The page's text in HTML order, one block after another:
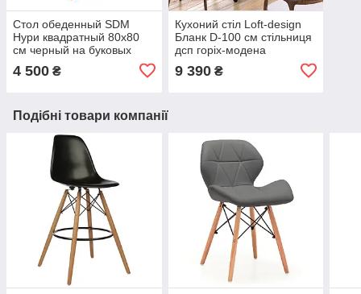
Стол обеденный SDM
Нури квадратный 80х80
см черный на буковых
4 500 ₴
Кухоний стіл Loft-design
Бланк D-100 см стільниця
дсп горіх-модена
9 390₴
Подібні товари компанії